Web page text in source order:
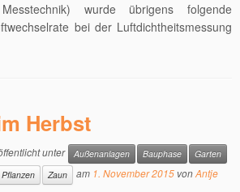
wurde übrigens folgende
bei der Luftdichtheitsmessung
Herbst
unter Außenanlagen Bauphase Garten
Pflanzen Zaun am 1. November 2015 vonAntje